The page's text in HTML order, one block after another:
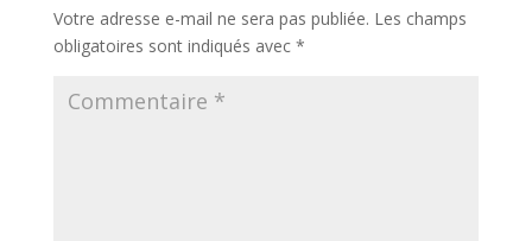
Votre adresse e-mail ne sera pas publiée. Les champs
obligatoires sont indiqués avec *